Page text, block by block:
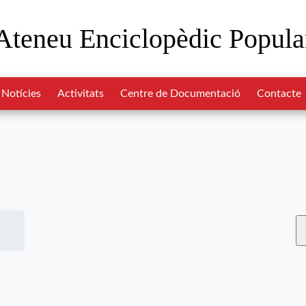
Enciclopèdic
Notícies Activitats Centre de Documentació Contacte